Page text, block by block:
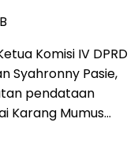
Komisi IV DPRD
Syahronny Pasie,
pendataan
Karang Mumus…